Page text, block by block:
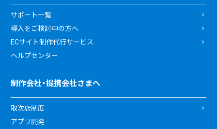
サポート一覧
導入をご検討中の方へ
ECサイト制作代行サービス
ヘルプセンター
制作会社・提携会社さまへ
取次店制度
アプリ開発